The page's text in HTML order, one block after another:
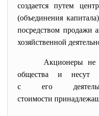
создается путем
(объединения
посредством продажи
хозяйственной
Акционеры не
общества и несут
с его
стоимости